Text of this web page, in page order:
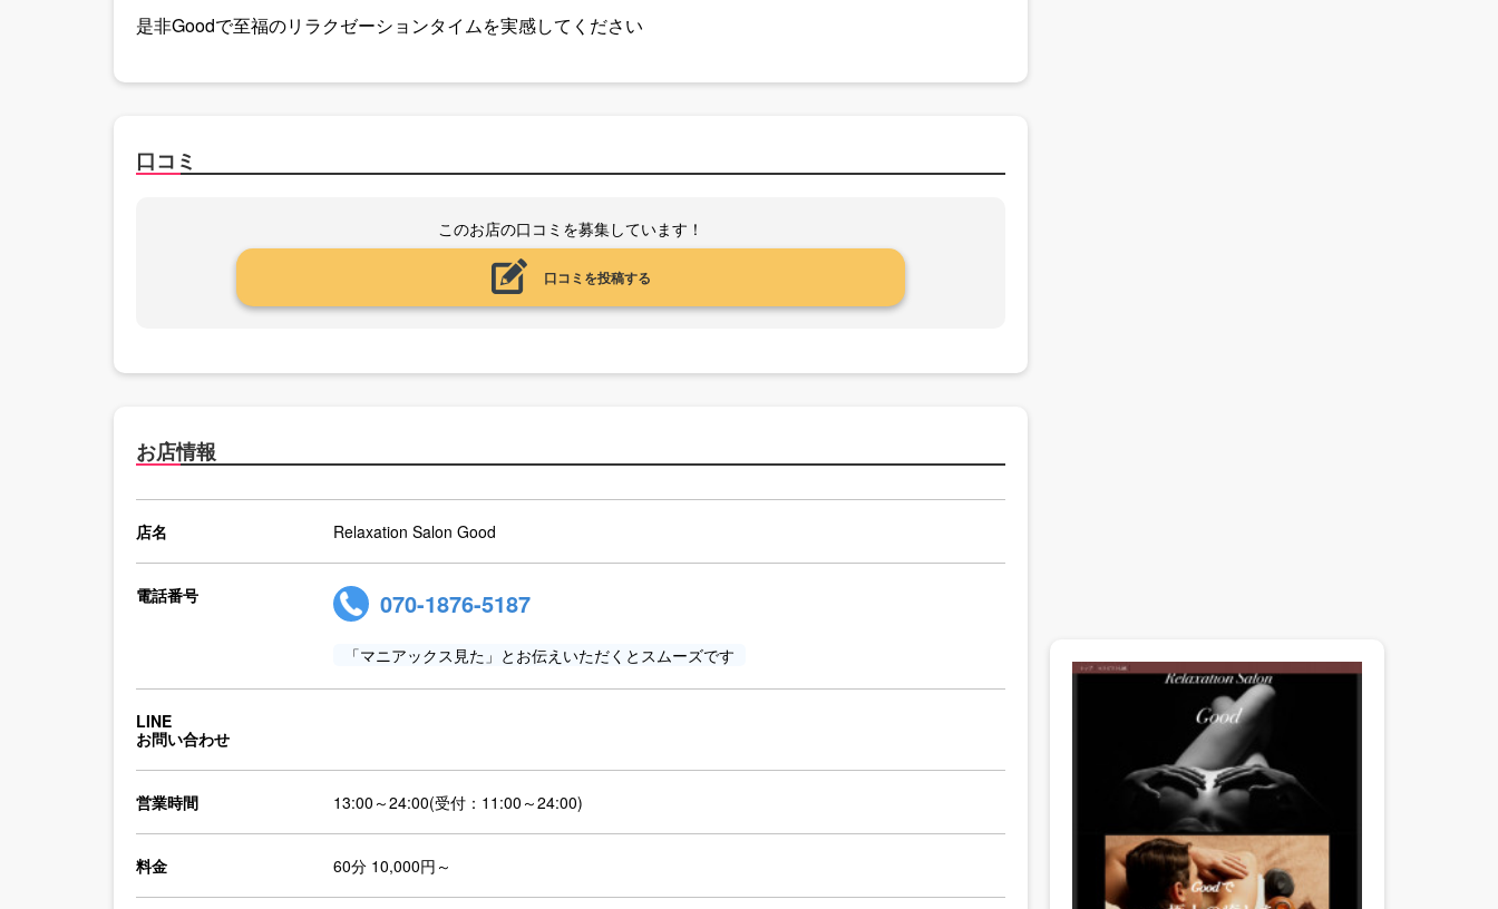
是非Goodで至福のリラクゼーションタイムを実感してください
口コミ
このお店の口コミを募集しています！
口コミを投稿する
お店情報
店名 Relaxation Salon Good
電話番号 070-1876-5187
「マニアックス見た」とお伝えいただくとスムーズです
LINE
お問い合わせ
営業時間 13:00～24:00(受付：11:00～24:00)
料金 60分 10,000円～